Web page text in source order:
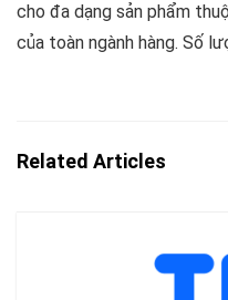
cho đa dạng sản phẩm
của toàn ngành hàng. Số
Related Articles